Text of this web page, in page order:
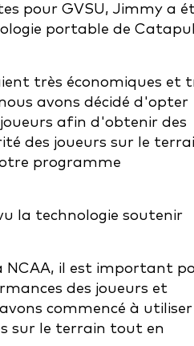
pour GVSU, Jimmy a
portable de
très économiques et
avons décidé d'opter
afin d'obtenir des
des joueurs sur le
programme
la technologie soutenir
NCAA, il est important
des joueurs et
commencé à utiliser
sur le terrain tout en